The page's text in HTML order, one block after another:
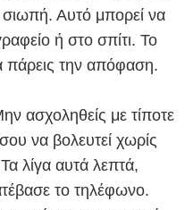
σιωπή. Αυτό μπορεί να
ή στο σπίτι. Το
πάρεις την απόφαση.
ασχοληθείς με τίποτε
να βολευτεί χωρίς
Τα λίγα αυτά λεπτά,
το τηλέφωνο.